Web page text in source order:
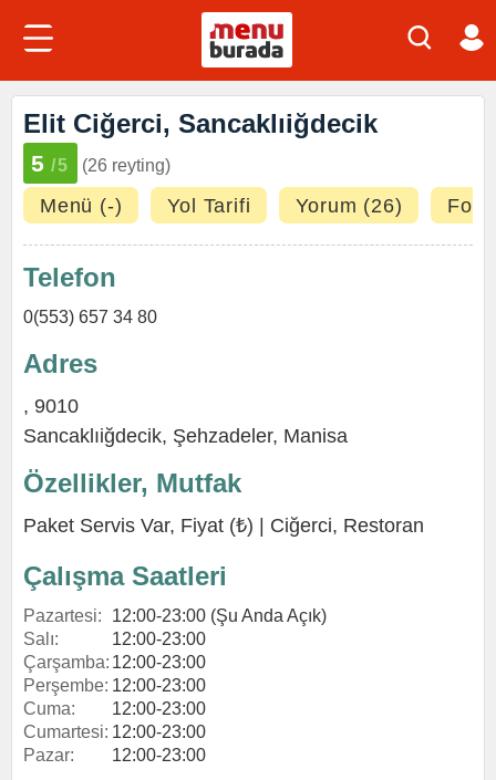
Elit Ciğerci, Sancaklıiğdecik
5 /5 (26 reyting)
Menü (-) Yol Tarifi Yorum (26)
Telefon
0(553) 657 34 80
Adres
, 9010
Sancaklıiğdecik, Şehzadeler, Manisa
Özellikler, Mutfak
Paket Servis Var, Fiyat (₺) | Ciğerci, Restoran
Çalışma Saatleri
Pazartesi:
12:00-23:00 (Şu Anda Açık)
Salı:
12:00-23:00
Çarşamba: 12:00-23:00
Perşembe: 12:00-23:00
Cuma:
12:00-23:00
Cumartesi: 12:00-23:00
Pazar:
12:00-23:00